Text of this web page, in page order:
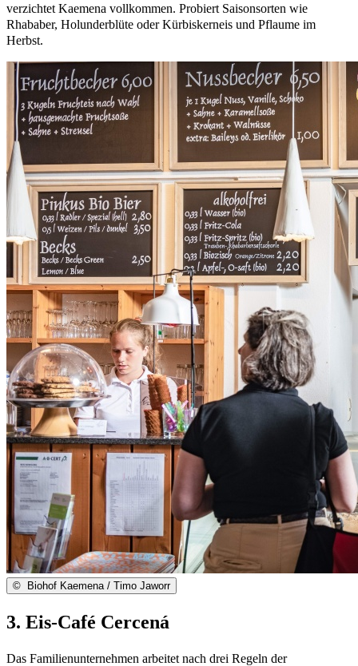
verzichtet Kaemena vollkommen. Probiert Saisonsorten wie
Rhababer, Holunderblüte oder Kürbiskerneis und Pflaume im
Herbst.
© Biohof Kaemena / Timo Jaworr
3. Eis-Café Cercená
Das Familienunternehmen arbeitet nach drei Regeln der